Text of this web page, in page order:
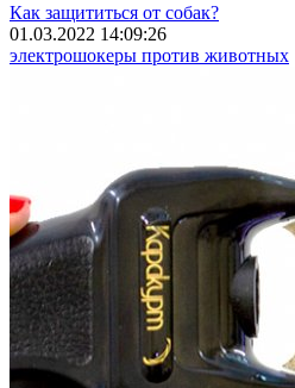
Как защититься от собак?
01.03.2022 14:09:26
электрошокеры против животных